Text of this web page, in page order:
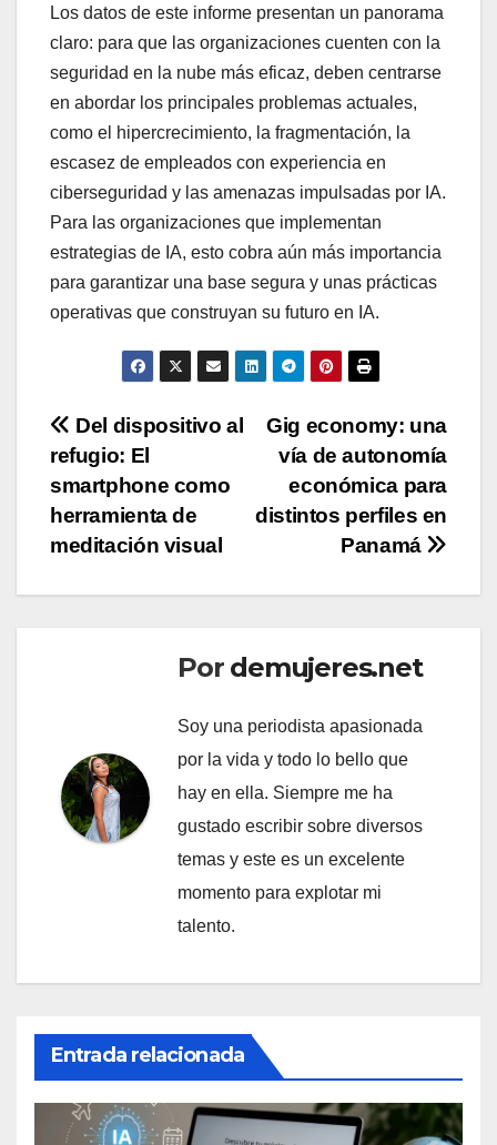
Los datos de este informe presentan un panorama
claro: para que las organizaciones cuenten con la
seguridad en la nube más eficaz, deben centrarse
en abordar los principales problemas actuales,
como el hipercrecimiento, la fragmentación, la
escasez de empleados con experiencia en
ciberseguridad y las amenazas impulsadas por IA.
Para las organizaciones que implementan
estrategias de IA, esto cobra aún más importancia
para garantizar una base segura y unas prácticas
operativas que construyan su futuro en IA.
Navegación
de
entradas
Gig economy: una
vía de autonomía
económica para
distintos perfiles en
Panamá
Del dispositivo al
refugio: El
smartphone como
herramienta de
meditación visual
Por demujeres.net
Soy una periodista apasionada
por la vida y todo lo bello que
hay en ella. Siempre me ha
gustado escribir sobre diversos
temas y este es un excelente
momento para explotar mi
talento.
Entrada relacionada